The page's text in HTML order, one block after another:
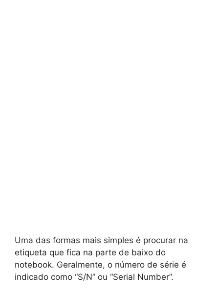
Uma das formas mais simples é procurar na
etiqueta que fica na parte de baixo do
notebook. Geralmente, o número de série é
indicado como “S/N” ou “Serial Number”.